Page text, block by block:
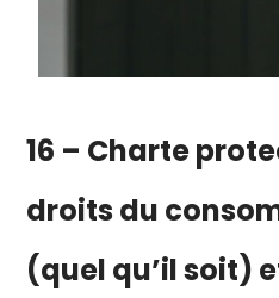
16 – Charte
droits du
(quel qu’il soit)